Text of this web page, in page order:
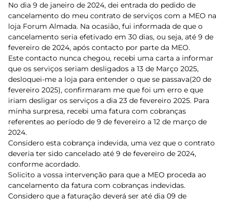
No dia 9 de janeiro de 2024, dei entrada do pedido de
cancelamento do meu contrato de serviços com a MEO na
loja Forum Almada. Na ocasião, fui informada de que o
cancelamento seria efetivado em 30 dias, ou seja, até 9 de
fevereiro de 2024, após contacto por parte da MEO.
Este contacto nunca chegou, recebi uma carta a informar
que os serviços seriam desligados a 13 de Março 2025,
desloquei-me a loja para entender o que se passava(20 de
fevereiro 2025), confirmaram me que foi um erro e que
iriam desligar os serviços a dia 23 de fevereiro 2025. Para
minha surpresa, recebi uma fatura com cobranças
referentes ao período de 9 de fevereiro a 12 de março de
2024.
Considero esta cobrança indevida, uma vez que o contrato
deveria ter sido cancelado até 9 de fevereiro de 2024,
conforme acordado.
Solicito a vossa intervenção para que a MEO proceda ao
cancelamento da fatura com cobranças indevidas.
Considero que a faturação deverá ser até dia 09 de